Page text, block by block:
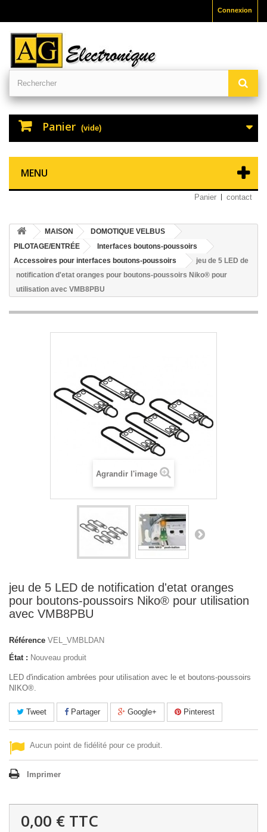
Connexion
Panier (vide)
MENU
Panier contact
MAISON
DOMOTIQUE VELBUS
PILOTAGE/ENTRÉE
Interfaces boutons-poussoirs
Accessoires pour interfaces boutons-poussoirs
jeu de 5 LED de
notification d'etat oranges pour boutons-poussoirs Niko® pour
utilisation avec VMB8PBU
Agrandir l'image
jeu de 5 LED de notification d'etat oranges
pour boutons-poussoirs Niko® pour utilisation
avec VMB8PBU
Référence VEL_VMBLDAN
État : Nouveau produit
LED d'indication ambrées pour utilisation avec le et boutons-poussoirs
NIKO®.
Tweet Partager Google+ Pinterest
Aucun point de fidélité pour ce produit.
Imprimer
0,00 € TTC